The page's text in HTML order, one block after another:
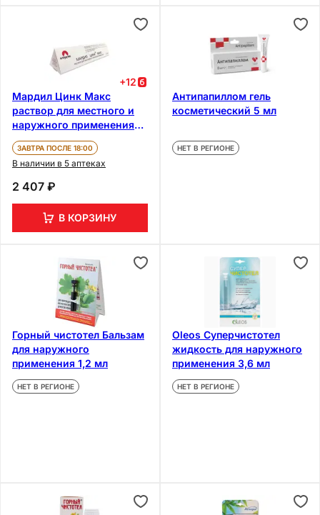
+12
Мардил Цинк Макс
раствор для местного и
наружного применения
0,5 мл
ЗАВТРА ПОСЛЕ 18:00
В наличии в 5 аптеках
2 407 ₽
В КОРЗИНУ
Антипапиллом гель
косметический 5 мл
НЕТ В РЕГИОНЕ
Горный чистотел Бальзам
для наружного
применения 1,2 мл
НЕТ В РЕГИОНЕ
Oleos Суперчистотел
жидкость для наружного
применения 3,6 мл
НЕТ В РЕГИОНЕ